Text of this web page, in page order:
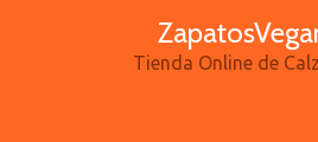
Tienda Online de